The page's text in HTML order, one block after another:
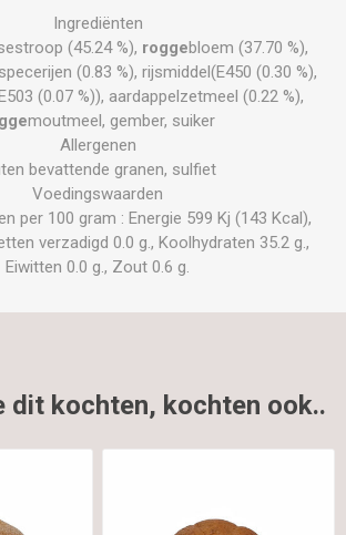
Ingrediënten
(45.24 %), roggebloem (37.70 %),
(0.83 %), rijsmiddel(E450 (0.30 %),
(0.07 %)), aardappelzetmeel (0.22 %),
moutmeel, gember, suiker
Allergenen
bevattende granen, sulfiet
Voedingswaarden
per 100 gram : Energie 599 Kj (143 Kcal),
verzadigd 0.0 g., Koolhydraten 35.2 g.,
Eiwitten 0.0 g., Zout 0.6 g.
dit kochten, kochten ook..